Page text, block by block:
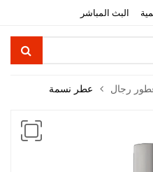
البث المباشر
رجال عطر نسمة